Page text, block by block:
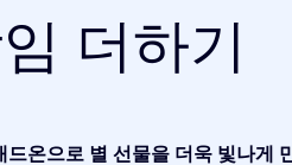
더하기
드온으로 별 선물을 더욱 빛나게